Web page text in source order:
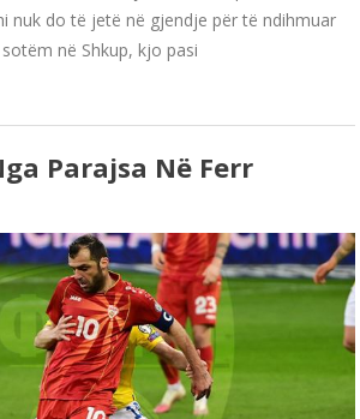
nuk do të jetë në gjendje për të ndihmuar
në Shkup, kjo pasi
Parajsa Në Ferr